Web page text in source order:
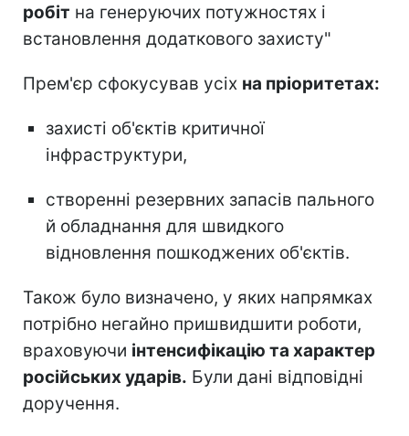
робіт на генеруючих потужностях і
встановлення додаткового захисту"
Прем'єр сфокусував усіх на пріоритетах:
захисті об'єктів критичної
інфраструктури,
створенні резервних запасів пального
й обладнання для швидкого
відновлення пошкоджених об'єктів.
Також було визначено, у яких напрямках
потрібно негайно пришвидшити роботи,
враховуючи інтенсифікацію та характер
російських ударів. Були дані відповідні
доручення.